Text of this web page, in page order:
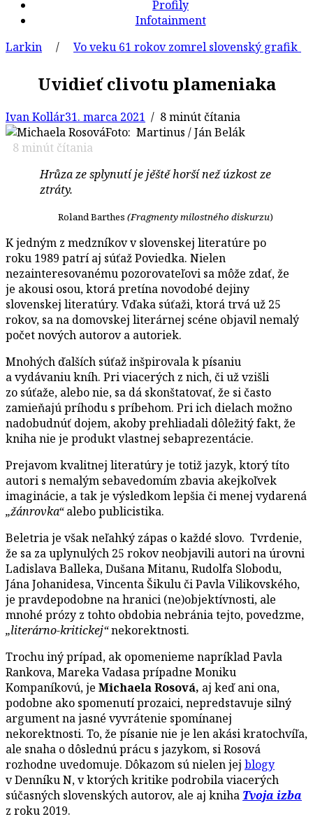
Profily
Infotainment
/Vo veku 61 rokov zomrel slovenský grafik a
Uvidieť clivotu plameniaka
Ivan Kollár31. marca 2021 / 8 minút čítania
Foto: Martinus / Ján Belák
8 minút čítania
Hrůza ze splynutí je jěště horší než úzkost ze
ztráty.
Roland Barthes(Fragmenty milostného diskurzu)
K jedným z medzníkov v slovenskej literatúre po
roku 1989 patrí aj súťaž Poviedka. Nielen
nezainteresovanému pozorovateľovi sa môže zdať, že
je akousi osou, ktorá pretína novodobé dejiny
slovenskej literatúry. Vďaka súťaži, ktorá trvá už 25
rokov, sa na domovskej literárnej scéne objavil nemalý
počet nových autorov a autoriek.
Mnohých ďalších súťaž inšpirovala k písaniu
a vydávaniu kníh. Pri viacerých z nich, či už vzišli
zo súťaže, alebo nie, sa dá skonštatovať, že si často
zamieňajú príhodu s príbehom. Pri ich dielach možno
nadobudnúť dojem, akoby prehliadali dôležitý fakt, že
kniha nie je produkt vlastnej sebaprezentácie.
Prejavom kvalitnej literatúry je totiž jazyk, ktorý títo
autori s nemalým sebavedomím zbavia akejkoľvek
imaginácie, a tak je výsledkom lepšia či menej vydarená
„žánrovka“alebo publicistika.
Beletria je však neľahký zápas o každé slovo. Tvrdenie,
že sa za uplynulých 25 rokov neobjavili autori na úrovni
Ladislava Balleka, Dušana Mitanu, Rudolfa Slobodu,
Jána Johanidesa, Vincenta Šikulu či Pavla Vilikovského,
je pravdepodobne na hranici (ne)objektívnosti, ale
mnohé prózy z tohto obdobia nebránia tejto, povedzme,
„literárno-kritickej“nekorektnosti.
Trochu iný prípad, ak opomenieme napríklad Pavla
Rankova, Mareka Vadasa prípadne Moniku
Kompaníkovú, je Michaela Rosová, aj keď ani ona,
podobne ako spomenutí prozaici, nepredstavuje silný
argument na jasné vyvrátenie spomínanej
nekorektnosti. To, že písanie nie je len akási kratochvíľa,
ale snaha o dôslednú prácu s jazykom, si Rosová
rozhodne uvedomuje. Dôkazom sú nielen jej blogy
v Denníku N, v ktorých kritike podrobila viacerých
súčasných slovenských autorov, ale aj kniha Tvoja izba
z roku 2019.